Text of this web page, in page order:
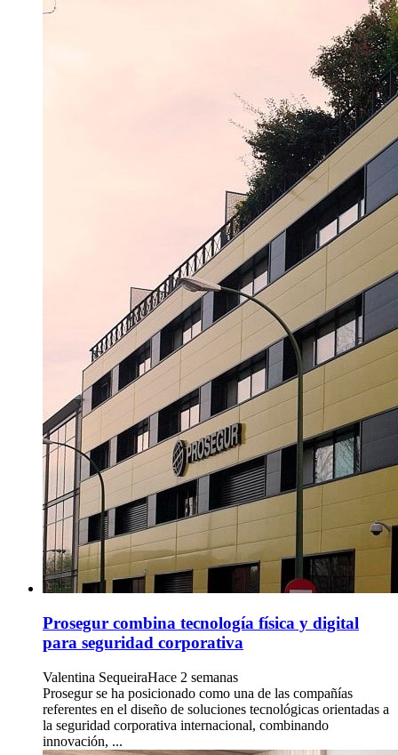
Prosegur combina tecnología física y digital
para seguridad corporativa
Valentina SequeiraHace 2 semanas
Prosegur se ha posicionado como una de las compañías
referentes en el diseño de soluciones tecnológicas orientadas a
la seguridad corporativa internacional, combinando
innovación, ...